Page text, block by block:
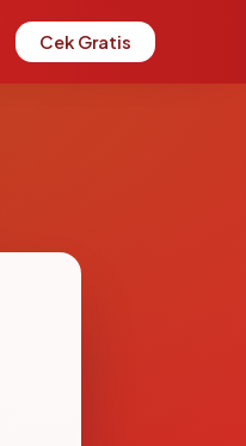
Cek Gratis